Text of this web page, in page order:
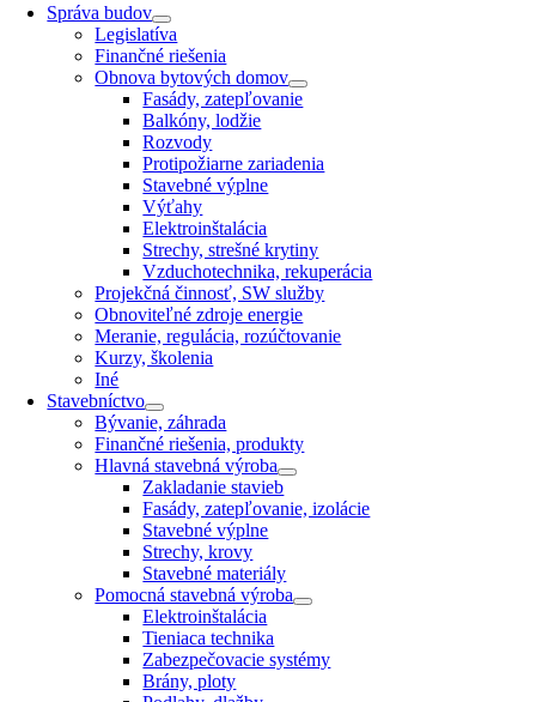
Správa budov
Legislatíva
Finančné riešenia
Obnova bytových domov
Fasády, zatepľovanie
Balkóny, lodžie
Rozvody
Protipožiarne zariadenia
Stavebné výplne
Výťahy
Elektroinštalácia
Strechy, strešné krytiny
Vzduchotechnika, rekuperácia
Projekčná činnosť, SW služby
Obnoviteľné zdroje energie
Meranie, regulácia, rozúčtovanie
Kurzy, školenia
Iné
Stavebníctvo
Bývanie, záhrada
Finančné riešenia, produkty
Hlavná stavebná výroba
Zakladanie stavieb
Fasády, zatepľovanie, izolácie
Stavebné výplne
Strechy, krovy
Stavebné materiály
Pomocná stavebná výroba
Elektroinštalácia
Tieniaca technika
Zabezpečovacie systémy
Brány, ploty